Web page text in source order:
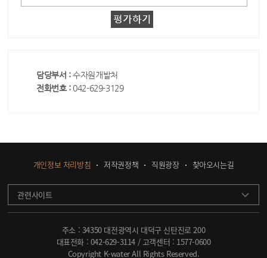
담당부서 :수자원개발처
전화번호 : 042-629-3129
개인정보 처리방침 저작권정책 직원광장 찾아오시는길
관련사이트
주소 : 34350 대전광역시 대덕구 신탄진로 200
대표전화 : 042-629-3114 / 고객센터 : 1577-0600
Copyright K-water All Rights Reserved.